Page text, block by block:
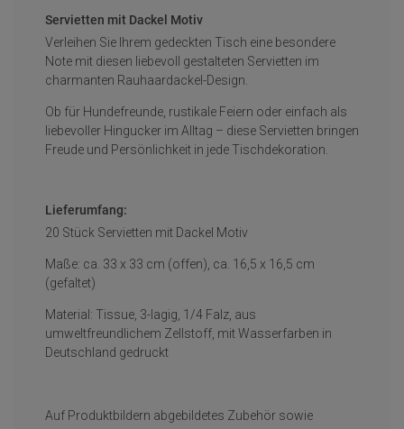
Servietten mit Dackel Motiv
Verleihen Sie Ihrem gedeckten Tisch eine besondere
Note mit diesen liebevoll gestalteten Servietten im
charmanten Rauhaardackel-Design.
Ob für Hundefreunde, rustikale Feiern oder einfach als
liebevoller Hingucker im Alltag – diese Servietten bringen
Freude und Persönlichkeit in jede Tischdekoration.
Lieferumfang:
20 Stück Servietten mit Dackel Motiv
Maße: ca. 33 x 33 cm (offen), ca. 16,5 x 16,5 cm
(gefaltet)
Material: Tissue, 3-lagig, 1/4 Falz, aus
umweltfreundlichem Zellstoff, mit Wasserfarben in
Deutschland gedruckt
Auf Produktbildern abgebildetes Zubehör sowie